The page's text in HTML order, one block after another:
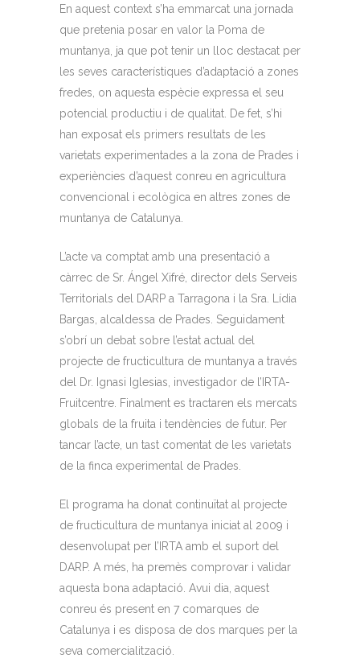
En aquest context s’ha emmarcat una jornada
que pretenia posar en valor la Poma de
muntanya, ja que pot tenir un lloc destacat per
les seves característiques d’adaptació a zones
fredes, on aquesta espècie expressa el seu
potencial productiu i de qualitat. De fet, s’hi
han exposat els primers resultats de les
varietats experimentades a la zona de Prades i
experiències d’aquest conreu en agricultura
convencional i ecològica en altres zones de
muntanya de Catalunya.
L’acte va comptat amb una presentació a
càrrec de Sr. Ángel Xifré, director dels Serveis
Territorials del DARP a Tarragona i la Sra. Lídia
Bargas, alcaldessa de Prades. Seguidament
s’obrí un debat sobre l’estat actual del
projecte de fructicultura de muntanya a través
del Dr. Ignasi Iglesias, investigador de l’IRTA-
Fruitcentre. Finalment es tractaren els mercats
globals de la fruita i tendències de futur. Per
tancar l’acte, un tast comentat de les varietats
de la finca experimental de Prades.
El programa ha donat continuïtat al projecte
de fructicultura de muntanya iniciat al 2009 i
desenvolupat per l’IRTA amb el suport del
DARP. A més, ha premès comprovar i validar
aquesta bona adaptació. Avui dia, aquest
conreu és present en 7 comarques de
Catalunya i es disposa de dos marques per la
seva comercialització.